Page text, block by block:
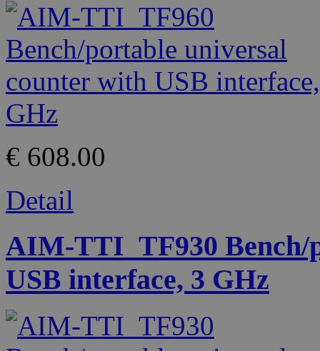
€ 608.00
Detail
AIM-TTI_TF930 Bench/
USB interface, 3 GHz